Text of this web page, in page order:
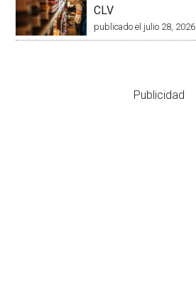
CLV
publicado el julio 28, 2026
Publicidad